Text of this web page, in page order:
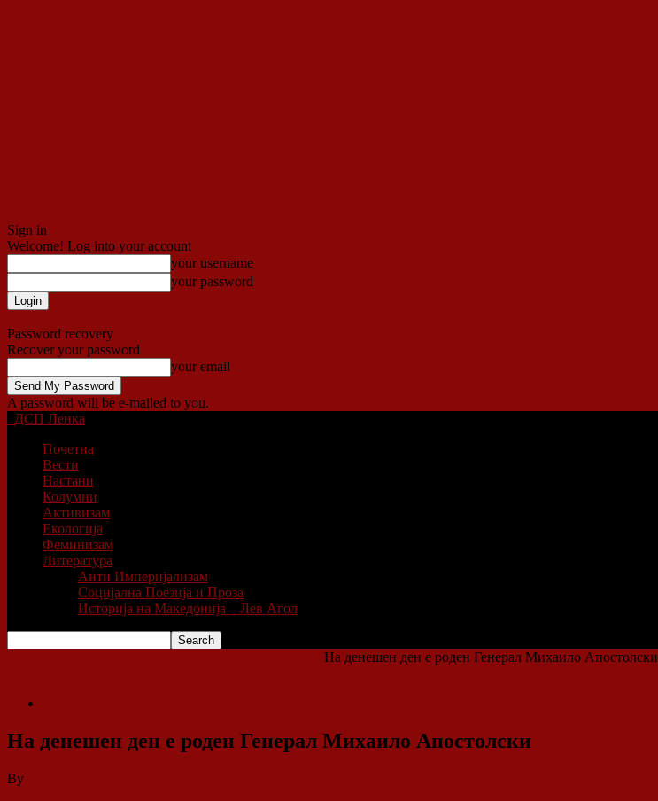
Sign in
Welcome! Log into your account
your username
your password
Password recovery
Recover your password
your email
A password will be e-mailed to you.
ДСП Ленка
Почетна
Вести
Настани
Колумни
Активизам
Екологија
Феминизам
Литература
Анти Империјализам
Социјална Поезија и Проза
Историја на Македонија – Лев Агол
На денешен ден е роден Генерал Михаило Апостолски
На денешен ден е роден Генерал Михаило Апостолски
By